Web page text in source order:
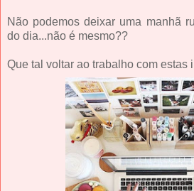
Não podemos deixar uma manhã
do dia...não é mesmo??
Que tal voltar ao trabalho com estas